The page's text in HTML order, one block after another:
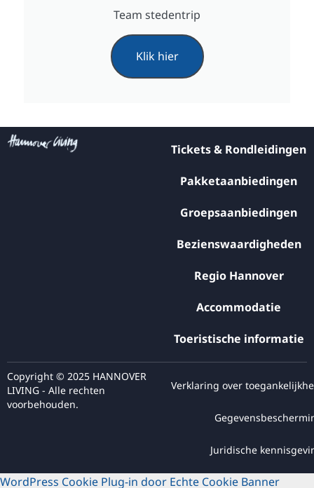
Team stedentrip
Klik hier
Tickets & Rondleidingen
Pakketaanbiedingen
Groepsaanbiedingen
Bezienswaardigheden
Regio Hannover
Accommodatie
Toeristische informatie
Copyright © 2025 HANNOVER
LIVING - Alle rechten
voorbehouden.
Verklaring over
Juridische
WordPress Cookie Plug-in door Echte Cookie Banner